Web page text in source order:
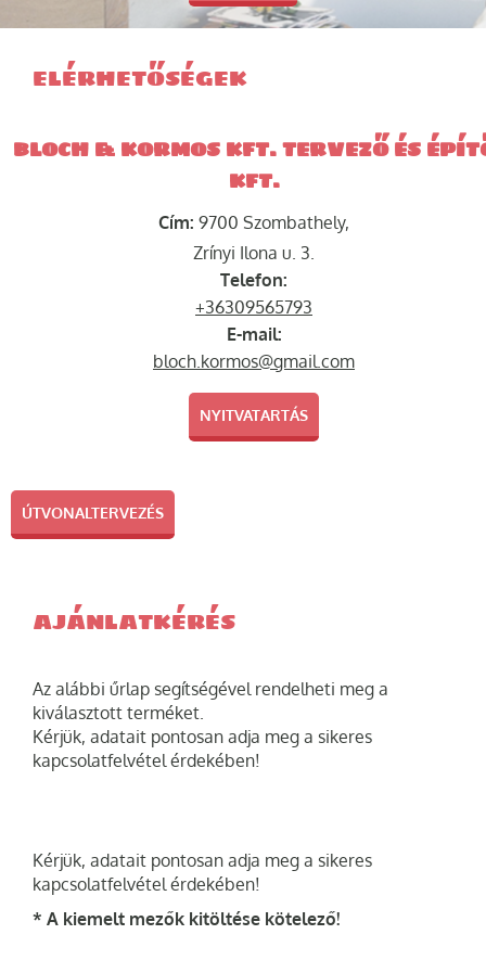
ELÉRHETŐSÉGEK
BLOCH & KORMOS KFT. TERVEZŐ ÉS
KFT.
Cím: 9700 Szombathely,
Zrínyi Ilona u. 3.
Telefon:
+36309565793
E-mail:
bloch.kormos@gmail.com
NYITVATARTÁS
ÚTVONALTERVEZÉS
AJÁNLATKÉRÉS
Az alábbi űrlap segítségével rendelheti meg a
kiválasztott terméket.
Kérjük, adatait pontosan adja meg a sikeres
kapcsolatfelvétel érdekében!
Kérjük, adatait pontosan adja meg a sikeres
kapcsolatfelvétel érdekében!
* A kiemelt mezők kitöltése kötelező!